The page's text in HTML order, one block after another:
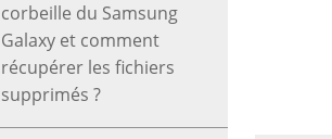
corbeille du Samsung
Galaxy et comment
récupérer les fichiers
supprimés ?